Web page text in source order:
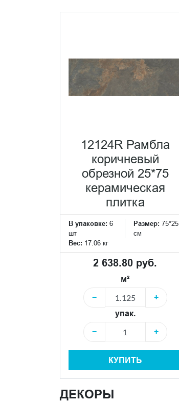
12124R Рамбла
коричневый
обрезной 25*75
керамическая
плитка
В упаковке: 6
шт
Размер: 75*25
см
Вес: 17.06 кг
2 638.80 руб.
м²
−
+
упак.
−
+
КУПИТЬ
ДЕКОРЫ